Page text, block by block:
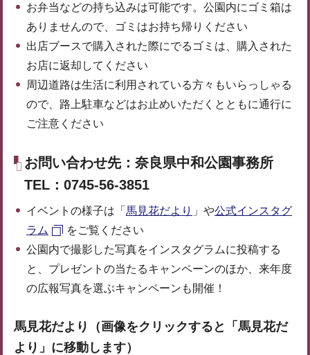
お弁当などの持ち込みは可能です。公園内にゴミ箱は
ありませんので、ゴミはお持ち帰りください
出店ブースで購入された際にでるゴミは、購入された
お店に返却してください
周辺道路は生活に利用されている方々もいらっしゃる
ので、路上駐車などはお止めいただくとともに通行に
ご注意ください
お問い合わせ先：奈良県中和公園事務所
TEL：0745-56-3851
イベントの様子は「 馬見花だより 」や公式インスタグ
ラム
をご覧ください
公園内で撮影した写真をインスタグラムに投稿する
と、プレゼントの当たるキャンペーンのほか、来年度
の広報写真を選ぶキャンペーンも開催！
馬見花だより（画像をクリックすると「馬見花だ
より」に移動します）